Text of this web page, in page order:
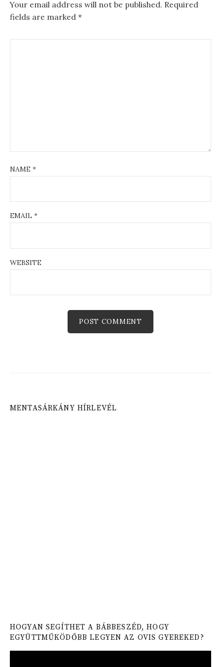
o
k
Your email address will not be published. Required
fields are marked *
NAME *
EMAIL *
WEBSITE
MENTASÁRKÁNY HÍRLEVÉL
HOGYAN SEGÍTHET A BÁBBESZÉD, HOGY
EGYÜTTMŰKÖDŐBB LEGYEN AZ OVIS GYEREKED?